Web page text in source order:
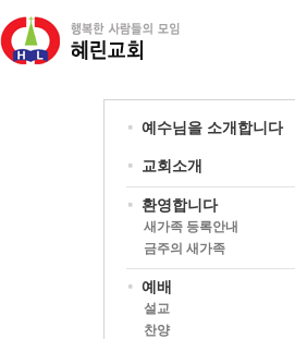
예수님을 소개합니다
교회소개
환영합니다
새가족 등록안내
금주의 새가족
예배
설교
찬양